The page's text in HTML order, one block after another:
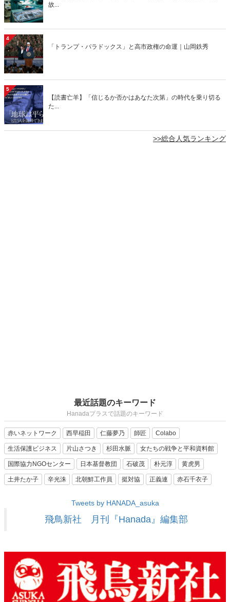
故...
4
「トランプ・パラドックス」と高市政権の命運｜山岡鉄秀
5
【読書亡羊】「信じるか否かはあなた次第」の時代を乗り切る
た...
>>総合人気ランキング
最近話題のキーワード
Hanadaプラスで話題のキーワード
赤いネットワーク 西早稲田 仁藤夢乃 師匠 Colabo
生活保護ビジネス 片山さつき 杉田水脈 女たちの戦争と平和資料館
国際協力NGOセンター 日本基督教団 石破茂 朴元淳 黄虎男
土井たか子 辛光洙 北朝鮮工作員 挺対協 正義連 赤石千衣子
Tweets by HANADA_asuka
飛鳥新社 月刊『Hanada』編集部